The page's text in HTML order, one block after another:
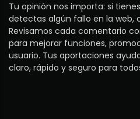
Tu opinión nos importa: si
detectas algún fallo en la web,
Revisamos cada comentario
para mejorar funciones,
usuario. Tus aportaciones
claro, rápido y seguro para